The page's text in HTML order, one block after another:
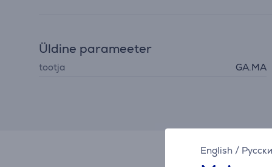
English /
Üldine parameeter
tootja GA.MA